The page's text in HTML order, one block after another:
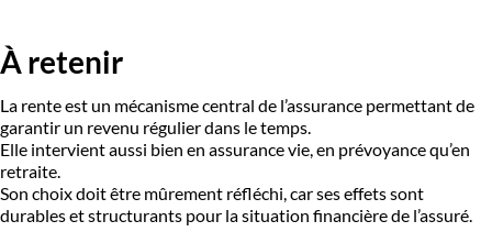
À retenir
La rente est un mécanisme central de l’assurance permettant de
garantir un revenu régulier dans le temps.
Elle intervient aussi bien en assurance vie, en prévoyance qu’en
retraite.
Son choix doit être mûrement réfléchi, car ses effets sont
durables et structurants pour la situation financière de l’assuré.